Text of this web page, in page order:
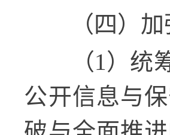
（四）
（1）
公开信息与